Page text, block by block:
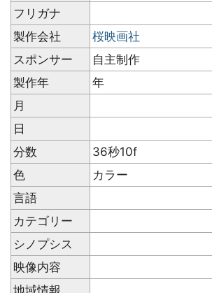
フリガナ
製作会社
桜映画社
スポンサー
自主制作
製作年
年
月
日
分数
36秒10f
色
カラー
言語
カテゴリー
シノプシス
映像内容
地域情報